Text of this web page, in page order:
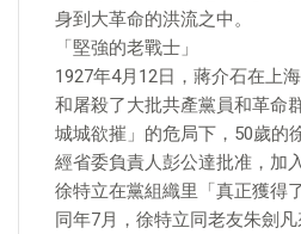
身到大革命的洪流之中。
「堅強的老戰士」
1927年4月12日，蔣介石在上
和屠殺了大批共產黨員和革命
城城欲摧」的危局下，50歲的
經省委負責人彭公達批准，加
徐特立在黨組織里「真正獲得
同年7月，徐特立同老友朱劍